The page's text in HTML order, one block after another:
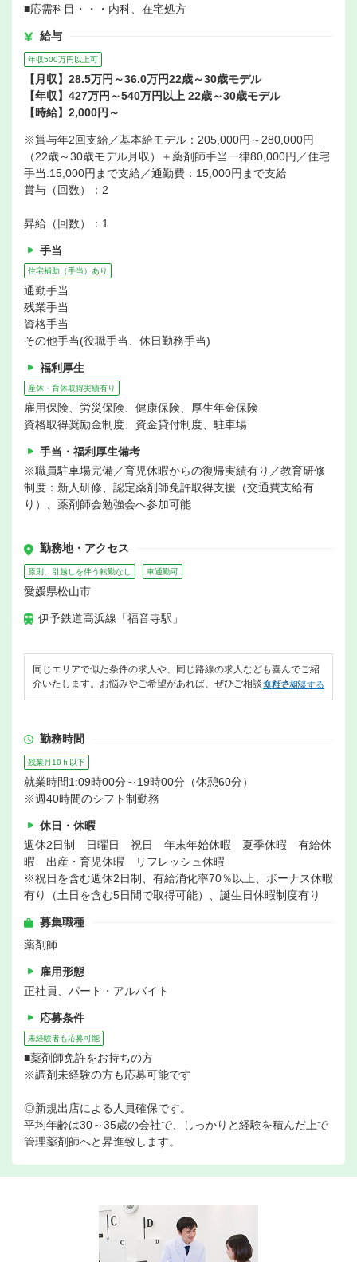
■応需科目・・・内科、在宅処方
給与
年収500万円以上可
【月収】28.5万円～36.0万円22歳～30歳モデル
【年収】427万円～540万円以上 22歳～30歳モデル
【時給】2,000円～
※賞与年2回支給／基本給モデル：205,000円～280,000円
（22歳～30歳モデル月収）＋薬剤師手当一律80,000円／住宅
手当:15,000円まで支給／通勤費：15,000円まで支給
賞与（回数）：2
昇給（回数）：1
手当
住宅補助（手当）あり
通勤手当
残業手当
資格手当
その他手当(役職手当、休日勤務手当)
福利厚生
産休・育休取得実績有り
雇用保険、労災保険、健康保険、厚生年金保険
資格取得奨励金制度、資金貸付制度、駐車場
手当・福利厚生備考
※職員駐車場完備／育児休暇からの復帰実績有り／教育研修
制度：新人研修、認定薬剤師免許取得支援（交通費支給有
り）、薬剤師会勉強会へ参加可能
勤務地・アクセス
原則、引越しを伴う転勤なし 車通勤可
愛媛県松山市
伊予鉄道高浜線「福音寺駅」
同じエリアで似た条件の求人や、同じ路線の求人なども喜んでご紹
介いたします。お悩みやご希望があれば、ぜひご相談ください。
無料で相談する
勤務時間
残業月10ｈ以下
就業時間1:09時00分～19時00分（休憩60分）
※週40時間のシフト制勤務
休日・休暇
週休2日制 日曜日 祝日 年末年始休暇 夏季休暇 有給休
暇 出産・育児休暇 リフレッシュ休暇
※祝日を含む週休2日制、有給消化率70％以上、ボーナス休暇
有り（土日を含む5日間で取得可能）、誕生日休暇制度有り
募集職種
薬剤師
雇用形態
正社員、パート・アルバイト
応募条件
未経験者も応募可能
■薬剤師免許をお持ちの方
※調剤未経験の方も応募可能です
◎新規出店による人員確保です。
平均年齢は30～35歳の会社で、しっかりと経験を積んだ上で
管理薬剤師へと昇進致します。